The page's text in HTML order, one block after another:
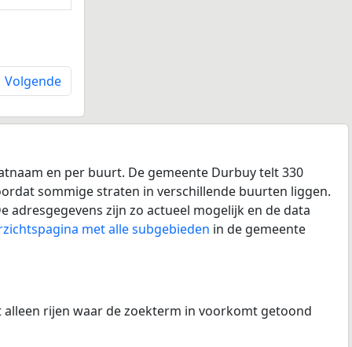
Volgende
en per buurt. De gemeente Durbuy telt 330
sommige straten in verschillende buurten liggen.
adresgegevens zijn zo actueel mogelijk en de data
met alle subgebieden in de gemeente
rijen waar de zoekterm in voorkomt getoond